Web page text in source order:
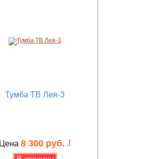
Тумба ТВ Лея-3
Цена 8 300 руб. J